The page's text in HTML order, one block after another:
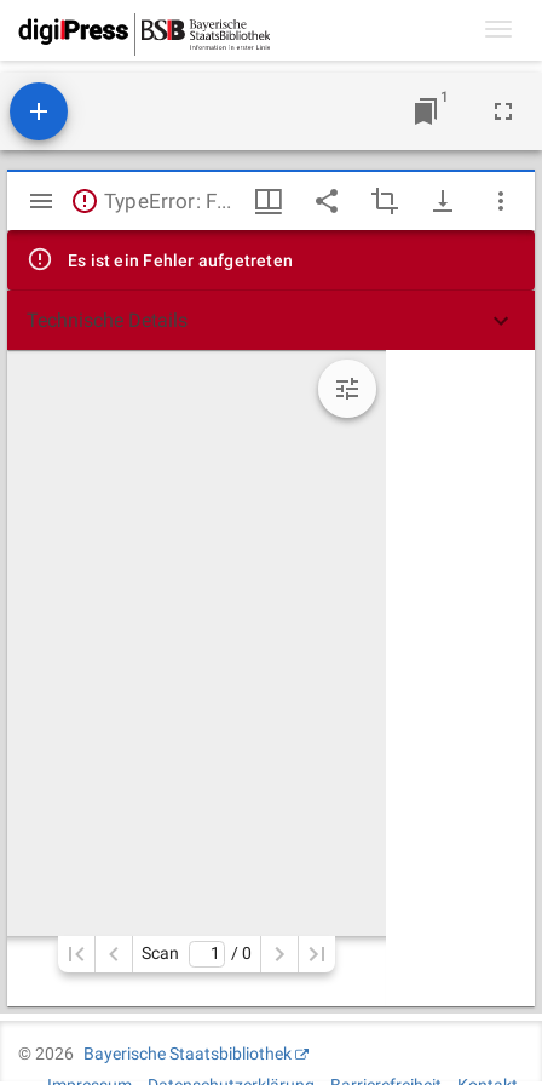
1
Mirador
Viewer
TypeError: Failed to fetch
Es ist ein Fehler aufgetreten
Technische Details
Scan / 0
©2026
Bayerische Staatsbibliothek